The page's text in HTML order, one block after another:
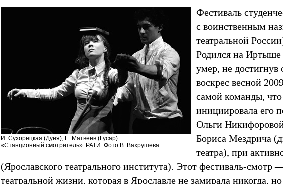
И. Сухорецкая (Дуня), Е. Матвеев (Гусар).
«Станционный смотритель». РАТИ. Фото В. Вахрушева
Фестиваль
с воинственным
театральной
Родился на Иртыше
умер, не достигнув
воскрес весной
самой команды, что
инициировала его
Ольги
Бориса Мездрича
театра), при
(Ярославского театрального института). Этот фестиваль-
театральной жизни, которая в Ярославле не замирала никогда,